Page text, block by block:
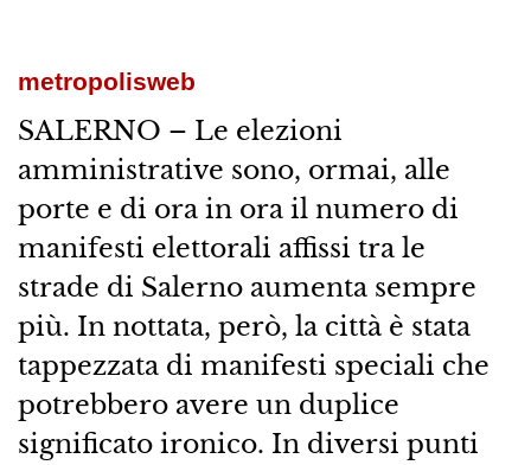
metropolisweb
SALERNO – Le elezioni
amministrative sono, ormai, alle
porte e di ora in ora il numero di
manifesti elettorali affissi tra le
strade di Salerno aumenta sempre
più. In nottata, però, la città è stata
tappezzata di manifesti speciali che
potrebbero avere un duplice
significato ironico. In diversi punti